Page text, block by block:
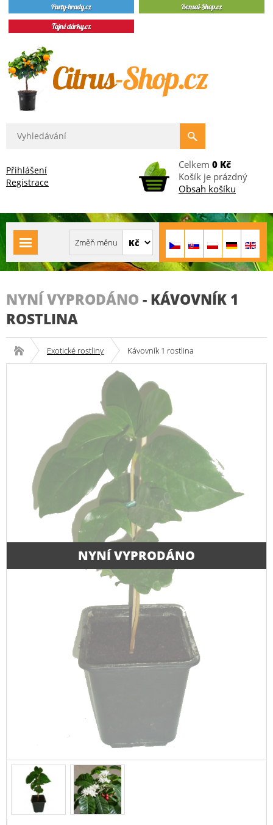
Přihlášení
Registrace
Celkem 0 Kč
Košík je prázdný
Obsah košíku
NYNÍ VYPRODÁNO - KÁVOVNÍK 1
ROSTLINA
Exotické rostliny Kávovník 1 rostlina
NYNÍ VYPRODÁNO